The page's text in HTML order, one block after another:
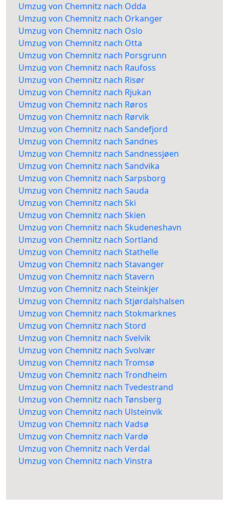
Umzug von Chemnitz nach Odda
Umzug von Chemnitz nach Orkanger
Umzug von Chemnitz nach Oslo
Umzug von Chemnitz nach Otta
Umzug von Chemnitz nach Porsgrunn
Umzug von Chemnitz nach Raufoss
Umzug von Chemnitz nach Risør
Umzug von Chemnitz nach Rjukan
Umzug von Chemnitz nach Røros
Umzug von Chemnitz nach Rørvik
Umzug von Chemnitz nach Sandefjord
Umzug von Chemnitz nach Sandnes
Umzug von Chemnitz nach Sandnessjøen
Umzug von Chemnitz nach Sandvika
Umzug von Chemnitz nach Sarpsborg
Umzug von Chemnitz nach Sauda
Umzug von Chemnitz nach Ski
Umzug von Chemnitz nach Skien
Umzug von Chemnitz nach Skudeneshavn
Umzug von Chemnitz nach Sortland
Umzug von Chemnitz nach Stathelle
Umzug von Chemnitz nach Stavanger
Umzug von Chemnitz nach Stavern
Umzug von Chemnitz nach Steinkjer
Umzug von Chemnitz nach Stjørdalshalsen
Umzug von Chemnitz nach Stokmarknes
Umzug von Chemnitz nach Stord
Umzug von Chemnitz nach Svelvik
Umzug von Chemnitz nach Svolvær
Umzug von Chemnitz nach Tromsø
Umzug von Chemnitz nach Trondheim
Umzug von Chemnitz nach Tvedestrand
Umzug von Chemnitz nach Tønsberg
Umzug von Chemnitz nach Ulsteinvik
Umzug von Chemnitz nach Vadsø
Umzug von Chemnitz nach Vardø
Umzug von Chemnitz nach Verdal
Umzug von Chemnitz nach Vinstra